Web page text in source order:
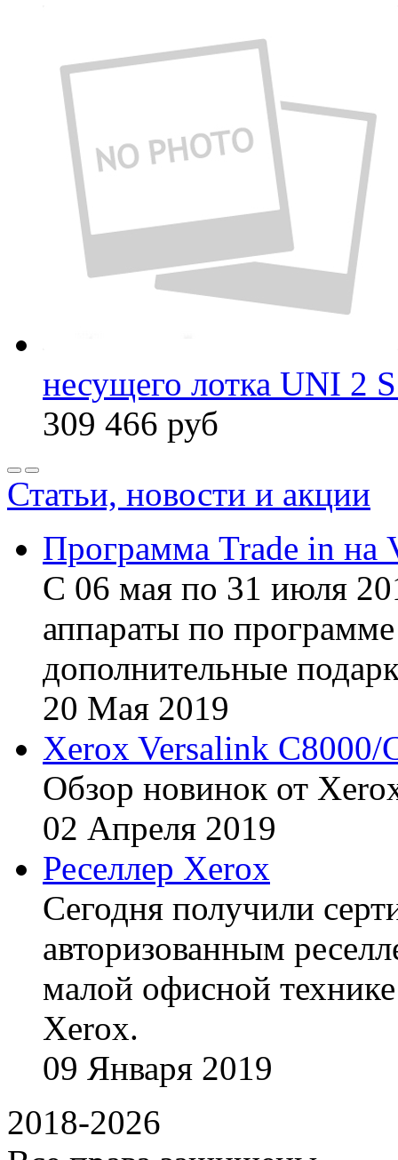
несущего лотка UNI 2
309 466 руб
Статьи, новости и акции
Программа Trade in на
С 06 мая по 31 июля
аппараты по
дополнительные
20 Мая 2019
Xerox Versalink C8000/
Обзор новинок от
02 Апреля 2019
Реселлер Xerox
Сегодня получили
авторизованным
малой офисной
Xerox.
09 Января 2019
2018-2026